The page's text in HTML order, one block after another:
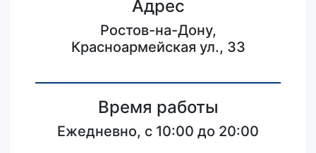
Адрес
Ростов-на-Дону,
Красноармейская ул., 33
Время работы
Ежедневно, с 10:00 до 20:00